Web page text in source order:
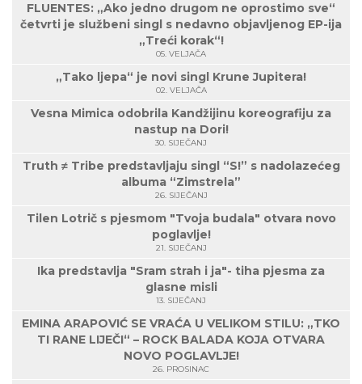
FLUENTES: „Ako jedno drugom ne oprostimo sve“
četvrti je službeni singl s nedavno objavljenog EP-ija
„Treći korak“!
05. VELJAČA
„Tako ljepa“ je novi singl Krune Jupitera!
02. VELJAČA
Vesna Mimica odobrila Kandžijinu koreografiju za
nastup na Dori!
30. SIJEČANJ
Truth ≠ Tribe predstavljaju singl “S!” s nadolazećeg
albuma “Zimstrela”
26. SIJEČANJ
Tilen Lotrič s pjesmom "Tvoja budala" otvara novo
poglavlje!
21. SIJEČANJ
Ika predstavlja "Sram strah i ja"- tiha pjesma za
glasne misli
13. SIJEČANJ
EMINA ARAPOVIĆ SE VRAĆA U VELIKOM STILU: „TKO
TI RANE LIJEČI“ – ROCK BALADA KOJA OTVARA
NOVO POGLAVLJE!
26. PROSINAC